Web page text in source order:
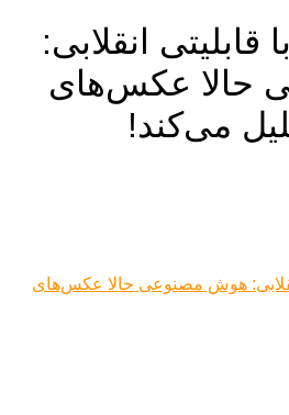
انقلابی:
حالا عکس‌های
می‌کند!